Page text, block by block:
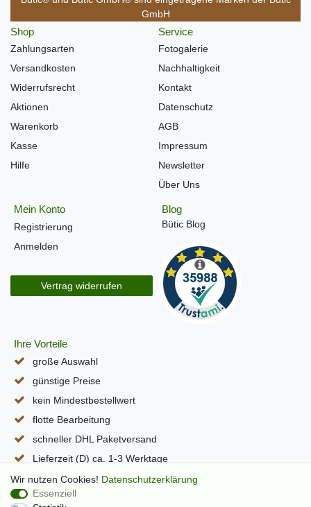
GmbH
Shop
Zahlungsarten
Versandkosten
Widerrufsrecht
Aktionen
Warenkorb
Kasse
Hilfe
Service
Fotogalerie
Nachhaltigkeit
Kontakt
Datenschutz
AGB
Impressum
Newsletter
Über Uns
Mein Konto
Registrierung
Anmelden
Vertrag widerrufen
Blog
Bütic Blog
Ihre Vorteile
große Auswahl
günstige Preise
kein Mindestbestellwert
flotte Bearbeitung
schneller DHL Paketversand
Lieferzeit (D) ca. 1-3 Werktage
alle Seiten per SSL verschlüsselt
Wir nutzen Cookies! Daten­schutz­erklärung
Essenziell